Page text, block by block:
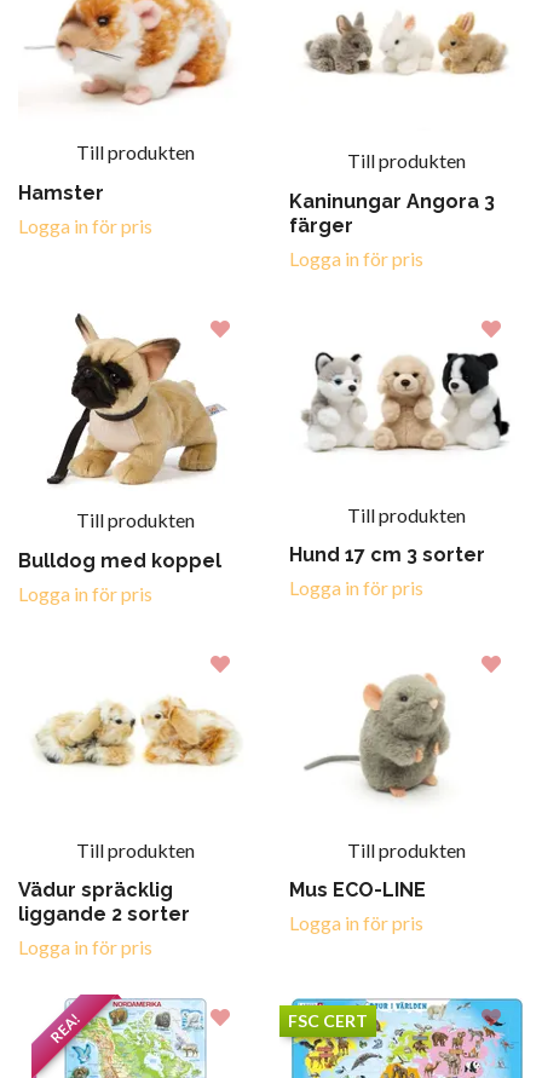
Till produkten
Hamster
Logga in för pris
Till produkten
Kaninungar Angora 3
färger
Logga in för pris
Till produkten
Bulldog med koppel
Logga in för pris
Till produkten
Hund 17 cm 3 sorter
Logga in för pris
Till produkten
Vädur spräcklig
liggande 2 sorter
Logga in för pris
Till produkten
Mus ECO-LINE
Logga in för pris
REA! FSC CERT